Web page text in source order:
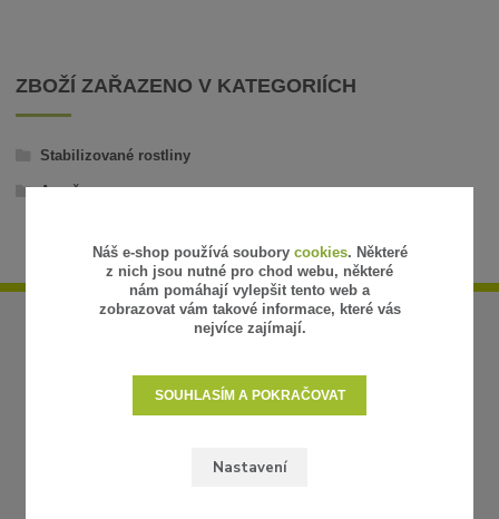
ZBOŽÍ ZAŘAZENO V KATEGORIÍCH
Stabilizované rostliny
Aranže
Náš e-shop používá soubory cookies. Některé
z nich jsou nutné pro chod webu, některé
nám pomáhají vylepšit tento web a
zobrazovat vám takové informace, které vás
nejvíce zajímají.
Nastavení
SOUHLASÍM A POKRAČOVAT